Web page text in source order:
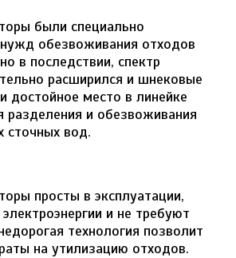
были специально
обезвоживания отходов
в последствии, спектр
расширился и шнековые
достойное место в линейке
разделения и обезвоживания
сточных вод.
просты в эксплуатации,
и не требуют
технология позволит
на утилизацию отходов.